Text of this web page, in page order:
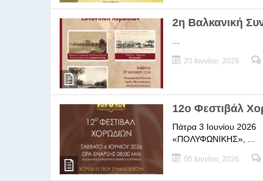
2η Βαλκανική
20 Ιουνίου, 2026
12ο Φεστιβάλ
Πάτρα 3 Ιουνίου
«ΠΟΛΥΦΩΝΙΚΗΣ», ...
05 Ιουνίου, 2026